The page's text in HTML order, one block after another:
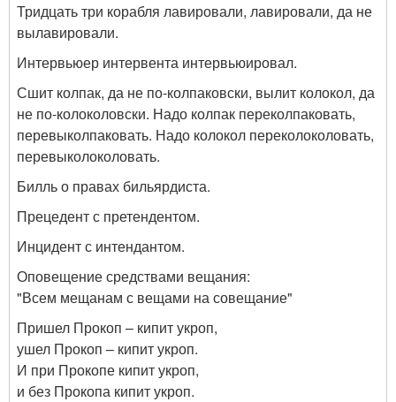
Тридцать три корабля лавировали, лавировали, да не
вылавировали.
Интервьюер интервента интервьюировал.
Сшит колпак, да не по-колпаковски, вылит колокол, да
не по-колоколовски. Надо колпак переколпаковать,
перевыколпаковать. Надо колокол переколоколовать,
перевыколоколовать.
Билль о правах бильярдиста.
Прецедент с претендентом.
Инцидент с интендантом.
Оповещение средствами вещания:
"Всем мещанам с вещами на совещание"
Пришел Прокоп – кипит укроп,
ушел Прокоп – кипит укроп.
И при Прокопе кипит укроп,
и без Прокопа кипит укроп.